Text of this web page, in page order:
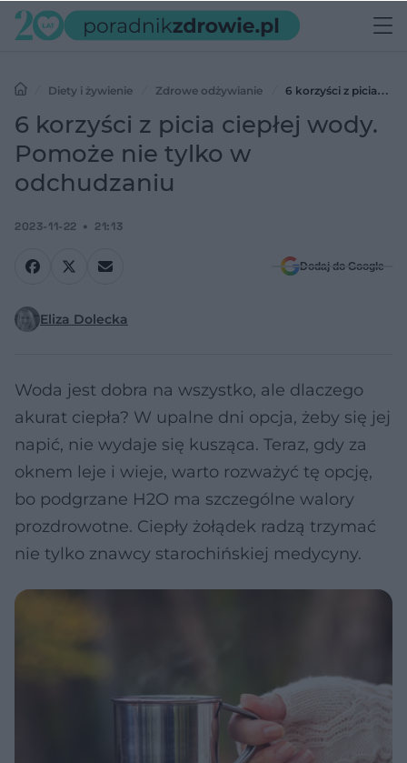
Diety i żywienie Zdrowe odżywianie
6 korzyści z picia
ciepłej wody. Pomoże nie tylko w odchudzaniu
6 korzyści z picia ciepłej wody.
Pomoże nie tylko w
odchudzaniu
2023-11-22 21:13
Dodaj do Google
Eliza Dolecka
Woda jest dobra na wszystko, ale dlaczego
akurat ciepła? W upalne dni opcja, żeby się jej
napić, nie wydaje się kusząca. Teraz, gdy za
oknem leje i wieje, warto rozważyć tę opcję,
bo podgrzane H2O ma szczególne walory
prozdrowotne. Ciepły żołądek radzą trzymać
nie tylko znawcy starochińskiej medycyny.